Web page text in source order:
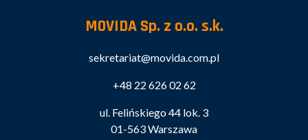
MOVIDA Sp. z o.o. s.k.
sekretariat@movida.com.pl
+48 22 626 02 62
ul. Felińskiego 44 lok. 3
01-563 Warszawa